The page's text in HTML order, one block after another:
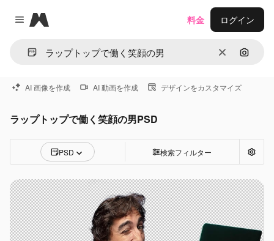
Close menu
Magnific
消去 画像で
料金 ログイン
AI 画像を作成 AI 動画を作成 デザインをカスタマイズ
ラップトップで働く笑顔の男PSD
PSD 検索フィルター